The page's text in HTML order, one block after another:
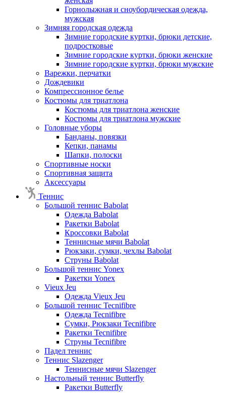
Горнолыжная и сноубордическая одежда,
мужская
Зимняя городская одежда
Зимние городские куртки, брюки детские,
подростковые
Зимние городские куртки, брюки женские
Зимние городские куртки, брюки мужские
Варежки, перчатки
Дождевики
Компрессионное белье
Костюмы для триатлона
Костюмы для триатлона женские
Костюмы для триатлона мужские
Головные уборы
Банданы, повязки
Кепки, панамы
Шапки, полоски
Спортивные носки
Спортивная защита
Аксессуары
Теннис
Большой теннис Babolat
Одежда Babolat
Ракетки Babolat
Кроссовки Babolat
Теннисные мячи Babolat
Рюкзаки, сумки, чехлы Babolat
Струны Babolat
Большой теннис Yonex
Ракетки Yonex
Vieux Jeu
Одежда Vieux Jeu
Большой теннис Tecnifibre
Одежда Tecnifibre
Сумки, Рюкзаки Tecnifibre
Ракетки Tecnifibre
Струны Tecnifibre
Падел теннис
Теннис Slazenger
Теннисные мячи Slazenger
Настольный теннис Butterfly
Ракетки Butterfly